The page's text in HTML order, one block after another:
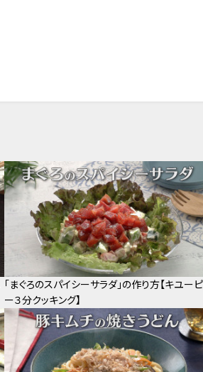
「まぐろのスパイシーサラダ」の作り方【キユーピ
ー３分クッキング】